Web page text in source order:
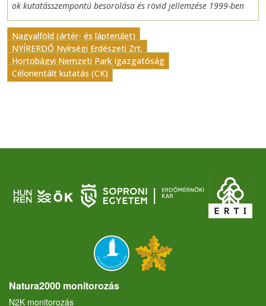
ok kutatásszempontú besorolása és rövid jellemzése 1999-ben
Nagyalföld (ártér- és lápterület)
NYÍRERDŐ Nyírségi Erdészeti Zrt.
Hortobágyi Nemzeti Park Igazgatóság
Célorientált kutatás (CK)
Natura2000 monitorozás
N2K monitorozás